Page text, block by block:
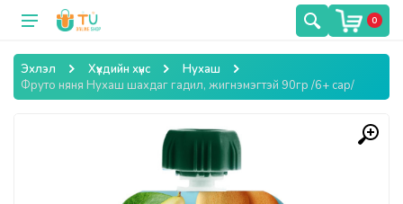
0
Эхлэл Хүүхдийн хүнс
Нухаш
Фруто няня Нухаш шахдаг гадил, жигнэмэгтэй 90гр /6+ сар/